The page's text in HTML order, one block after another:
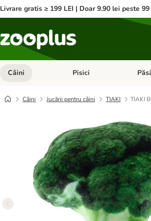
Livrare gratis ≥ 199 LEI | Doar 9.90 lei peste 99
Câini Deschideți meniul cu
Pisici
Câini Jucării pentru câini TIAKI TIAKI